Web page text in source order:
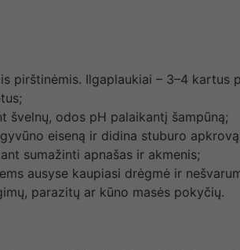
pirštinėmis. Ilgaplaukiai – 3–4 kartus
švelnų, odos pH palaikantį šampūną;
eiseną ir didina stuburo
sumažinti apnašas ir akmenis;
ausyse kaupiasi drėgmė ir
parazitų ar kūno masės pokyčių.